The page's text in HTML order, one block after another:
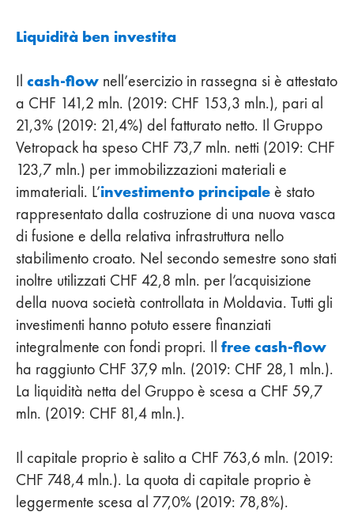
Liquidità ben investita
Il cash-flow nell’esercizio in rassegna si è attestato
a CHF 141,2 mln. (2019: CHF 153,3 mln.), pari al
21,3% (2019: 21,4%) del fatturato netto. Il Gruppo
Vetropack ha speso CHF 73,7 mln. netti (2019: CHF
123,7 mln.) per immobilizzazioni materiali e
immateriali. L’investimento principale è stato
rappresentato dalla costruzione di una nuova vasca
di fusione e della relativa infrastruttura nello
stabilimento croato. Nel secondo semestre sono stati
inoltre utilizzati CHF 42,8 mln. per l’acquisizione
della nuova società controllata in Moldavia. Tutti gli
investimenti hanno potuto essere finanziati
integralmente con fondi propri. Il free cash-flow
ha raggiunto CHF 37,9 mln. (2019: CHF 28,1 mln.).
La liquidità netta del Gruppo è scesa a CHF 59,7
mln. (2019: CHF 81,4 mln.).
Il capitale proprio è salito a CHF 763,6 mln. (2019:
CHF 748,4 mln.). La quota di capitale proprio è
leggermente scesa al 77,0% (2019: 78,8%).